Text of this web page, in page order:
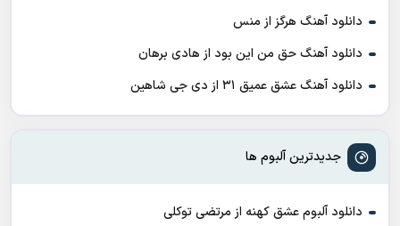
دانلود آهنگ هرگز از منس
دانلود آهنگ حق من این بود از هادی برهان
دانلود آهنگ عشق عمیق ۳۱ از دی جی شاهین
جدیدترین آلبوم ها
دانلود آلبوم عشق کهنه از مرتضی توکلی